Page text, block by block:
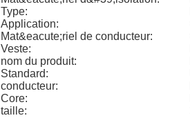
Type:
Application:
Mat&eacute;riel de conducteur:
Veste:
nom du produit:
Standard:
conducteur:
Core:
taille: